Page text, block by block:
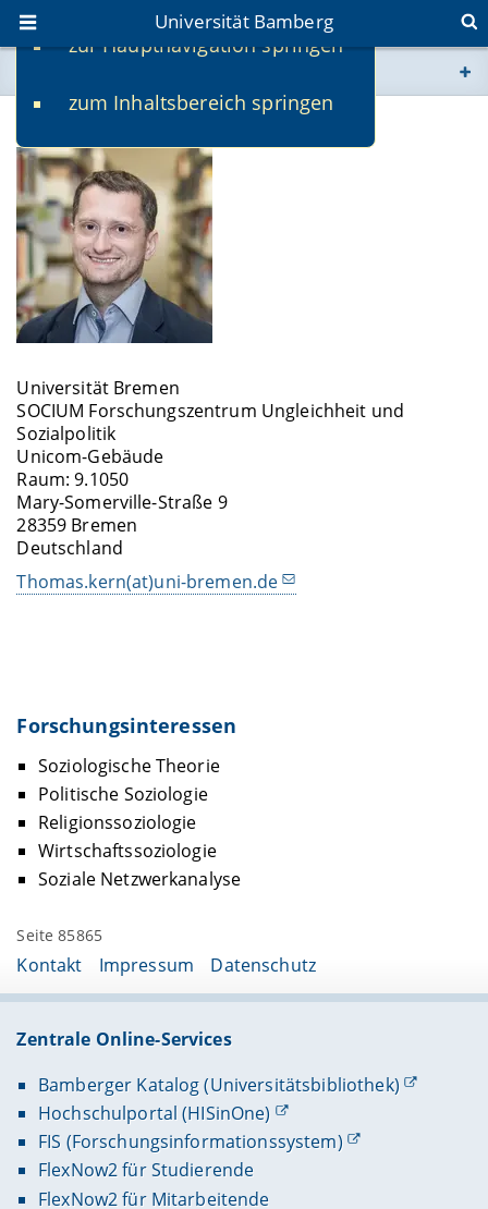
zur Hauptnavigation springen
zum Inhaltsbereich springen
Universität Bamberg
www.uni-bamberg.de
univis.uni-bamberg.de
fis.uni-bamberg.de
Prof. Dr. Thomas Kern
Universität Bremen
SOCIUM Forschungszentrum Ungleichheit und
Sozialpolitik
Unicom-Gebäude
Raum: 9.1050
Mary-Somerville-Straße 9
28359 Bremen
Deutschland
Thomas.kern(at)uni-bremen.de
Forschungsinteressen
Soziologische Theorie
Politische Soziologie
Religionssoziologie
Wirtschaftssoziologie
Soziale Netzwerkanalyse
Seite 85865
Kontakt Impressum Datenschutz
Zentrale Online-Services
Bamberger Katalog (Universitätsbibliothek)
Hochschulportal (HISinOne)
FIS (Forschungsinformationssystem)
FlexNow2 für Studierende
FlexNow2 für Mitarbeitende